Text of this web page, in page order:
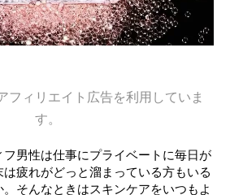
フィリエイト広告を利用していま
す。
男性は仕事にプライベートに毎日が
疲れがどっと溜まっている方もいる
そんなときはスキンケアをいつもよ